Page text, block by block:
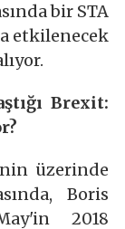
bir STA
etkilenecek
Brexit:
üzerinde
Boris
2018